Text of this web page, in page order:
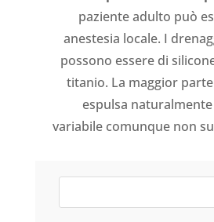
paziente adulto può
anestesia locale. I
possono essere di
titanio. La maggior
espulsa
variabile comunque non